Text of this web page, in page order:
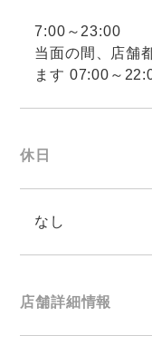
7:00～23:00
当面の間、店舗
ます 07:00～
休日
なし
店舗詳細情報